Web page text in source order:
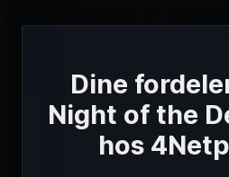
Dine
Night of the
hos